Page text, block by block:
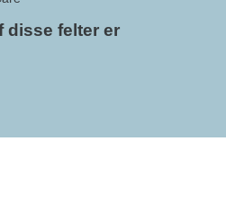
i Danish.Care,
betragter
af Danish.Care,
til at styrke
i sig selv,
disse felter er